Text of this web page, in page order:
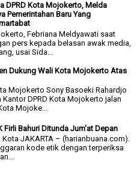
DPRD Kota Mojokerto, Melda
Pemerintahan Baru Yang
Febriana Meldyawati saat
pers kepada belasan awak media,
usai Sida...
Dukung Wali Kota Mojokerto Atas
Mojokerto Sony Basoeki Rahardjo
DPRD Kota Mojokerto jalan
Mojoke...
Firli Bahuri Ditunda Jum'at Depan
Kota JAKARTA – (harianbuana.com).
kode etik dengan terperiksa